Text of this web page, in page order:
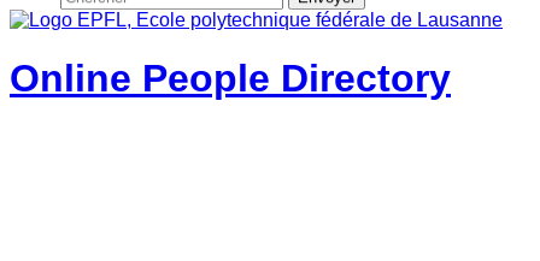
Online People Directory